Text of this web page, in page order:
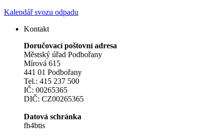
Kalendář svozu odpadu
Kontakt
Doručovací poštovní adresa
Městský úřad Podbořany
Mírová 615
441 01 Podbořany
Tel.: 415 237 500
IČ: 00265365
DIČ: CZ00265365
Datová schránka
fh4btis